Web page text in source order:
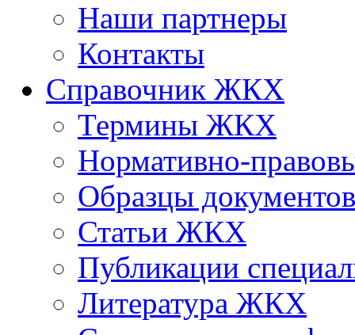
Наши партнеры
Контакты
Справочник ЖКХ
Термины ЖКХ
Нормативно-
Образцы документов
Статьи ЖКХ
Публикации
Литература ЖКХ